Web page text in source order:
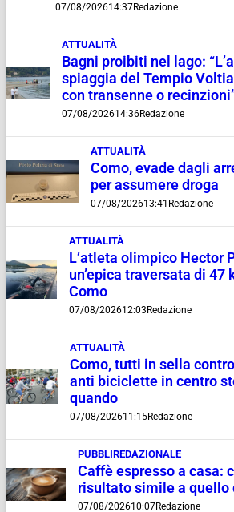
07/08/202614:37Redazione
ATTUALITÀ
Bagni proibiti nel lago:
spiaggia del Tempio
con transenne o
07/08/202614:36Redazione
ATTUALITÀ
Como, evade dagli
per assumere droga
07/08/202613:41 Redazione
ATTUALITÀ
L’atleta olimpico Hector
un’epica traversata di 47
Como
07/08/202612:03 Redazione
ATTUALITÀ
Como, tutti in sella
anti biciclette in centro
quando
07/08/202611:15Redazione
PUBBLIREDAZIONALE
Caffè espresso a casa:
risultato simile a quello
07/08/202610:07Redazione